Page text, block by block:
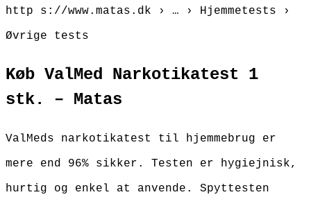
http s://www.matas.dk › … › Hjemmetests ›
Øvrige tests
Køb ValMed Narkotikatest 1
stk. – Matas
ValMeds narkotikatest til hjemmebrug er
mere end 96% sikker. Testen er hygiejnisk,
hurtig og enkel at anvende. Spyttesten